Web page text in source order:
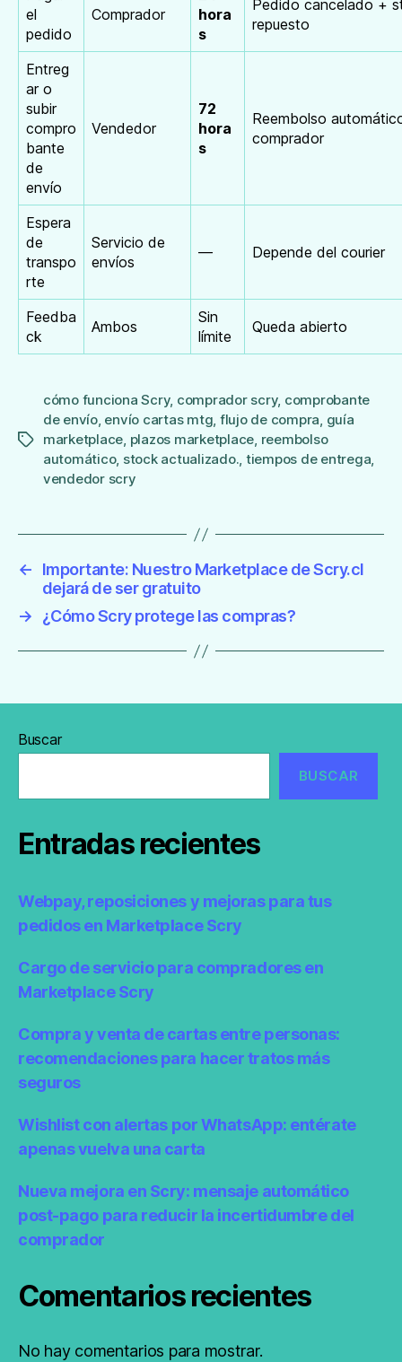
el
pedido
Comprador
hora
s
Pedido cancelado +
repuesto
Entreg
ar o
subir
compro
bante
de
envío
Vendedor
72
hora
s
Reembolso
comprador
Espera
de
transpo
rte
Servicio de
envíos
— Depende del courier
Feedba
ck
Ambos
Sin
límite
Queda abierto
Etiquetas
cómo funciona Scry, comprador scry, comprobante
de envío, envío cartas mtg, flujo de compra, guía
marketplace, plazos marketplace, reembolso
automático, stock actualizado., tiempos de entrega,
vendedor scry
←
Importante: Nuestro Marketplace de Scry.cl
dejará de ser gratuito
→
¿Cómo Scry protege las compras?
Buscar
BUSCAR
Entradas recientes
Webpay, reposiciones y mejoras para tus
pedidos en Marketplace Scry
Cargo de servicio para compradores en
Marketplace Scry
Compra y venta de cartas entre personas:
recomendaciones para hacer tratos más
seguros
Wishlist con alertas por WhatsApp: entérate
apenas vuelva una carta
Nueva mejora en Scry: mensaje automático
post-pago para reducir la incertidumbre del
comprador
Comentarios recientes
No hay comentarios para mostrar.